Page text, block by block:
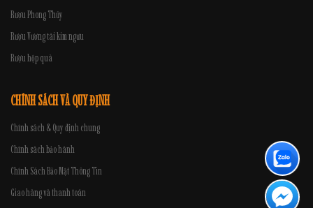
Rượu Phong Thủy
Rượu Vương tài kim ngưu
Rượu hộp quà
CHÍNH SÁCH VÀ QUY ĐỊNH
Chính sách & Quy định chung
Chính sách bảo hành
Chính Sách Bảo Mật Thông Tin
Giao hàng và thanh toán